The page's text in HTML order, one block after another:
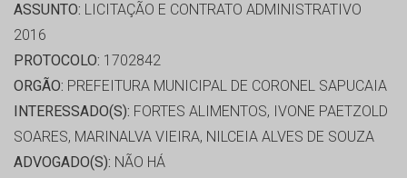
ASSUNTO: LICITAÇÃO E CONTRATO ADMINISTRATIVO
2016
PROTOCOLO: 1702842
ORGÃO: PREFEITURA MUNICIPAL DE CORONEL SAPUCAIA
INTERESSADO(S): FORTES ALIMENTOS, IVONE PAETZOLD
SOARES, MARINALVA VIEIRA, NILCEIA ALVES DE SOUZA
ADVOGADO(S): NÃO HÁ